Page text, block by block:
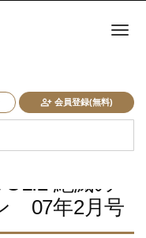
会員登録(無料)
ナ
絶滅の
07年2月号